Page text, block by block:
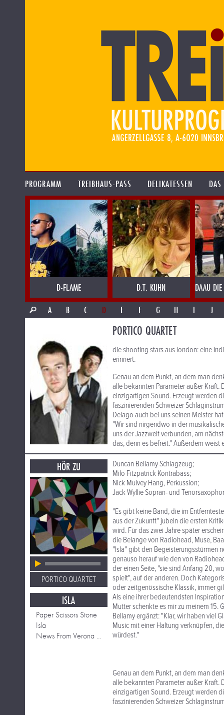
PROGRAMM TREIBHAUS-PASS DELIKATESSEN
D-FLAME D.T. KUHN
DAAU DIE
A
B C D E F G H I J
PORTICO QUARTET
die shooting stars aus london: eine
erinnert.
Genau an dem Punkt, an dem man
alle bekannten Parameter außer Kraft.
einzigartigen Sound. Erzeugt werden
faszinierenden Schweizer
Delago auch bei uns seinen Meister
"Wir sind nirgendwo in der
uns der Jazzwelt verbunden, am
das, denn es befreit." Außerdem weist
HÖR ZU
PORTICO QUARTET
ISLA
Paper Scissors Stone
Isla
News From Verona (Knee Deep North Ses)
Duncan Bellamy Schlagzeug;
Milo Fitzpatrick Kontrabass;
Nick Mulvey Hang, Perkussion;
Jack Wyllie Sopran- und
"Es gibt keine Band, die im
aus der Zukunft" jubeln die ersten
wird. Für das zwei Jahre später
die Belange von Radiohead, Muse,
"Isla" gibt den Begeisterungsstürmen
genauso herauf wie den von
der einen Seite, "sie sind Anfang 20,
spielt", auf der anderen. Doch
oder zeitgenössische Klassik, immer
Als eine ihrer bedeutendsten
Mutter schenkte es mir zu meinem 15.
Bellamy ergänzt: "Klar, wir haben viel
Music mit einer Haltung verknüpfen,
würdest."
Genau an dem Punkt, an dem man
alle bekannten Parameter außer Kraft.
einzigartigen Sound. Erzeugt werden
faszinierenden Schweizer